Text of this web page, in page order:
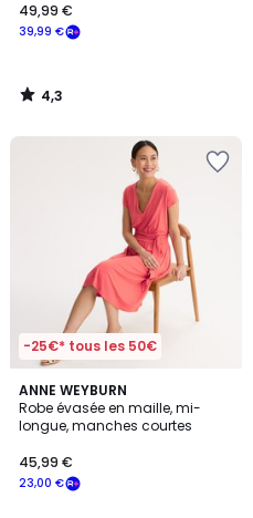
39,99 €
49,99 €
4,3
/
-25€* tous les 50€
ANNE WEYBURN
Robe évasée en maille, mi-
longue, manches courtes
23,00 €
45,99 €
4,2
/ 5